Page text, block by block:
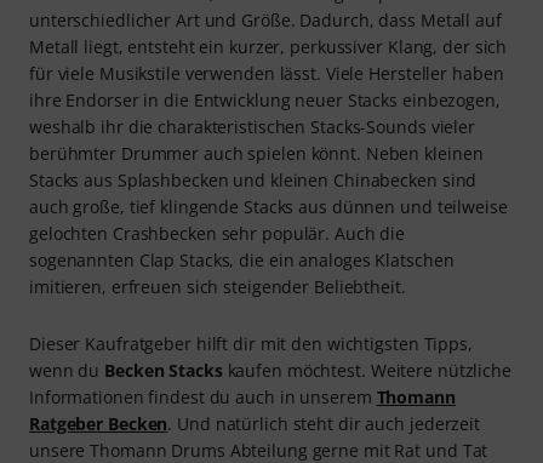
unterschiedlicher Art und Größe. Dadurch, dass Metall auf
Metall liegt, entsteht ein kurzer, perkussiver Klang, der sich
für viele Musikstile verwenden lässt. Viele Hersteller haben
ihre Endorser in die Entwicklung neuer Stacks einbezogen,
weshalb ihr die charakteristischen Stacks-Sounds vieler
berühmter Drummer auch spielen könnt. Neben kleinen
Stacks aus Splashbecken und kleinen Chinabecken sind
auch große, tief klingende Stacks aus dünnen und teilweise
gelochten Crashbecken sehr populär. Auch die
sogenannten Clap Stacks, die ein analoges Klatschen
imitieren, erfreuen sich steigender Beliebtheit.
Dieser Kaufratgeber hilft dir mit den wichtigsten Tipps,
wenn du Becken Stackskaufen möchtest. Weitere nützliche
Informationen findest du auch in unserem Thomann
Ratgeber Becken. Und natürlich steht dir auch jederzeit
unsere Thomann Drums Abteilung gerne mit Rat und Tat